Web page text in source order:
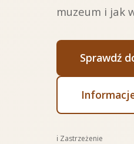
muzeum i jak
Sprawdź
ℹ️ Zastrzeżenie